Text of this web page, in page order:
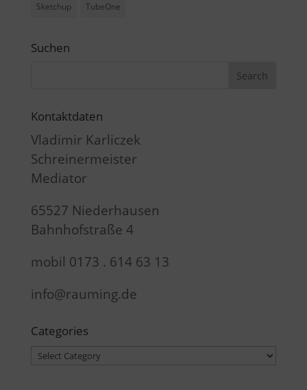
Sketchup TubeOne
Suchen
Kontaktdaten
Vladimir Karliczek
Schreinermeister
Mediator
65527 Niederhausen
Bahnhofstraße 4
mobil 0173 . 614 63 13
info@rauming.de
Categories
Categories